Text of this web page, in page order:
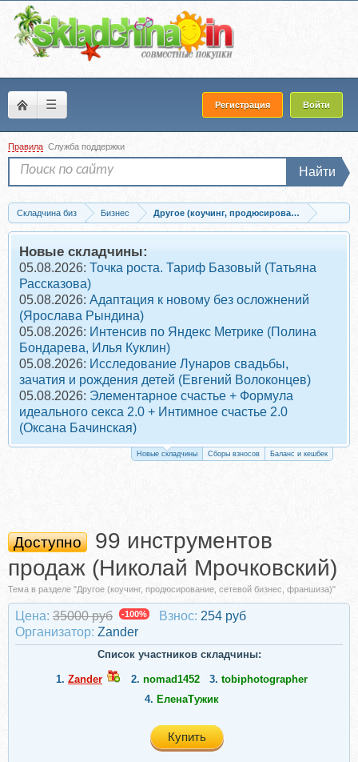
☰ Регистрация Войти
Правила Служба поддержки
Найти
Складчина биз Бизнес
Другое (коучинг, продюсирование, сетевой
Скачать 99 инструментов продаж (Николай Мрочковский)
Новые складчины:
05.08.2026: Точка роста. Тариф Базовый (Татьяна
Рассказова)
05.08.2026: Адаптация к новому без осложнений
(Ярослава Рындина)
05.08.2026: Интенсив по Яндекс Метрике (Полина
Бондарева, Илья Куклин)
05.08.2026: Исследование Лунаров свадьбы,
зачатия и рождения детей (Евгений Волоконцев)
05.08.2026: Элементарное счастье + Формула
идеального секса 2.0 + Интимное счастье 2.0
(Оксана Бачинская)
Новые складчины Сборы взносов Баланс и кешбек
Доступно
99 инструментов
продаж (Николай Мрочковский)
Тема в разделе "Другое (коучинг, продюсирование, сетевой бизнес, франшиза)"
Цена: 35000 руб -100% Взнос: 254 руб
Организатор: Zander
Список участников складчины:
1. Zander 2. nomad1452 3. tobiphotographer
4. ЕленаТужик
Купить